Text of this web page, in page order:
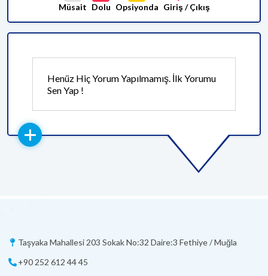
Müsait Dolu Opsiyonda Giriş / Çıkış
Henüz Hiç Yorum Yapılmamış. İlk Yorumu
Sen Yap !
Taşyaka Mahallesi 203 Sokak No:32 Daire:3 Fethiye / Muğla
+90 252 612 44 45